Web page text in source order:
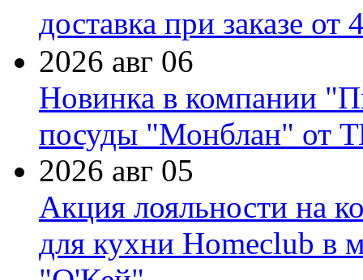
доставка при заказе от
2026 авг 06
Новинка в компании
посуды "Монблан" от
2026 авг 05
Акция лояльности на
для кухни Homeclub в